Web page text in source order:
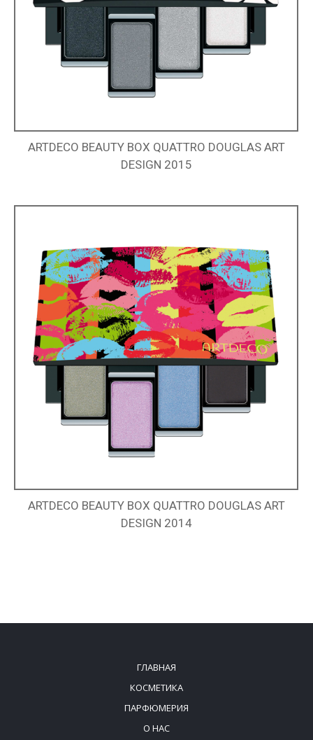
ARTDECO BEAUTY BOX QUATTRO DOUGLAS ART
DESIGN 2015
ARTDECO BEAUTY BOX QUATTRO DOUGLAS ART
DESIGN 2014
ГЛАВНАЯ
КОСМЕТИКА
ПАРФЮМЕРИЯ
О НАС